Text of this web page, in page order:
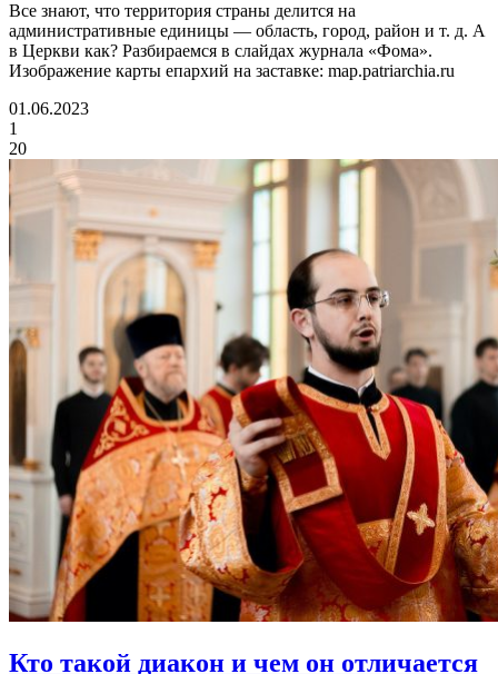
Все знают, что территория страны делится на
административные единицы — область, город, район и т. д. А
в Церкви как? Разбираемся в слайдах журнала «Фома».
Изображение карты епархий на заставке: map.patriarchia.ru
01.06.2023
1
20
Кто такой диакон и чем он отличается